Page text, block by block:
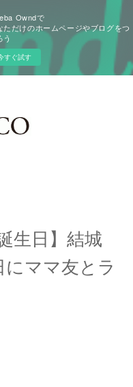
Owndで
ただけのホームページやブログをつ
う
すぐ試す
生日】結城
ママ友とラ